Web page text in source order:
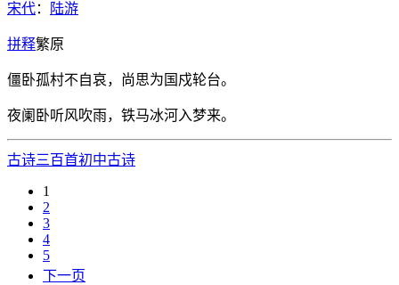
宋代： 陆游
拼释繁原
僵卧孤村不自哀，尚思为国戍轮台。
夜阑卧听风吹雨，铁马冰河入梦来。
古诗三百首初中古诗
1
2
3
4
5
下一页